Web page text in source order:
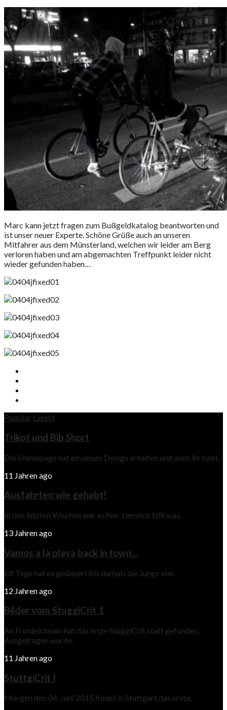
Marc kann jetzt fragen zum Bußgeldkatalog beantworten und
ist unser neuer Experte. Schöne Grüße auch an unseren
Mitfahrer aus dem Münsterland, welchen wir leider am Berg
verloren haben und am abgemachten Treffpunkt leider nicht
wieder gefunden haben…
Popular Latest
Trikot und Bib Short
Die Homepage hat ein neues Design erhalten und auch ihr habt.
11 Jahren ago
Ausfahrten wie gehabt!
In den letzten Wochen war es hier ziemlich Still was.
13 Jahren ago
Vamos a la playa back in town…
Elf Tage hat es gedauert bis damals die Jungs von.
12 Jahren ago
Bilder vom StuggiCrit 1
An Fronleichnam hat das erste StuggiCrit statt gefunden.
Ausgetragen wurde.
11 Jahren ago
StuttgiCrit I
Morgen den 04. Juni 2015 findet in Stuttgart das erste.